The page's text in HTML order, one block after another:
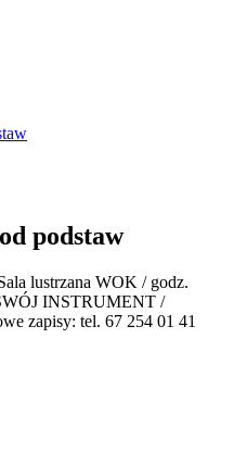
podstaw
lustrzana WOK / godz.
INSTRUMENT /
zapisy: tel. 67 254 01 41